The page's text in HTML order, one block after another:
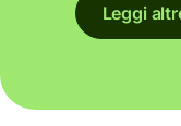
Leggi